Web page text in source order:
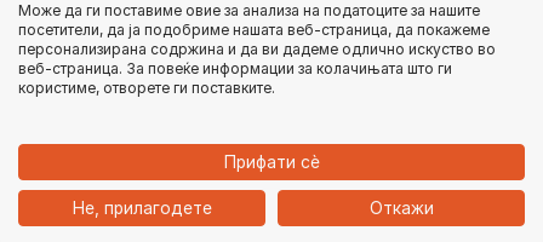
Дома Категории Најавете се
Jадранска Магистрала 86, Skopje, North Macedonia
© Сите права се задржани
Може да ги поставиме овие за анализа на податоците за нашите
посетители, да ја подобриме нашата веб-страница, да покажеме
персонализирана содржина и да ви дадеме одлично искуство во
веб-страница. За повеќе информации за колачињата што ги
користиме, отворете ги поставките.
Прифати сѐ
Не, прилагодете Откажи